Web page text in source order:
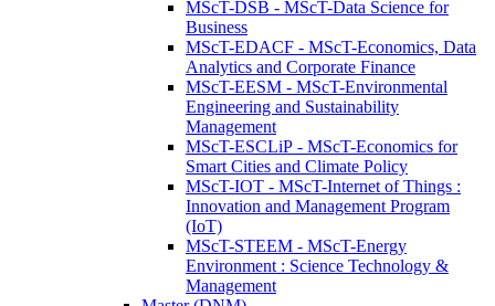
MScT-DSB - MScT-Data Science for
Business
MScT-EDACF - MScT-Economics, Data
Analytics and Corporate Finance
MScT-EESM - MScT-Environmental
Engineering and Sustainability
Management
MScT-ESCLiP - MScT-Economics for
Smart Cities and Climate Policy
MScT-IOT - MScT-Internet of Things :
Innovation and Management Program
(IoT)
MScT-STEEM - MScT-Energy
Environment : Science Technology &
Management